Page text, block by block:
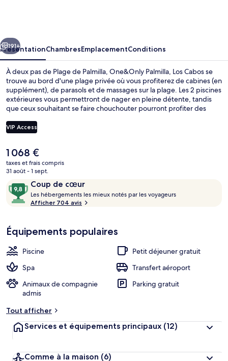
Suivant
191+
PrésentationChambresEmplacementConditions
À deux pas de Plage de Palmilla, One&Only Palmilla, Los Cabos se
trouve au bord d'une plage privée où vous profiterez de cabines (en
supplément), de parasols et de massages sur la plage. Les 2 piscines
extérieures vous permettront de nager en pleine détente, tandis
que ceux souhaitant se faire chouchouter pourront profiter des
d'aromathérapie. L'établissement Agua, l'un des 4 restaurants, sert
des spécialités Cuisine méditerranéenne et est ouvert pour le petit
abrite en outre un terrain de golf, un club pour enfants (gratuit) et
un bar en bord de piscine. Les autres voyageurs ne disent que du
bien en ce qui concerne le personnel attentionné.
VIP Access
Le
prix
actuel
de
1 068 €.
1 068 €
taxes et frais compris
31 août - 1 sept.
Avis
voyageurs
Coup de cœur
9,8
sur
10,
cœur
Les hébergements les mieux notés par les voyageurs
b
e
r
e
t
l
Afficher 704 avis
Équipements populaires
Piscine
Petit déjeuner gratuit
Spa
Transfert aéroport
Animaux de compagnie
admis
Parking gratuit
Tout afficher
Services et équipements principaux (12)
Comme à la maison (6)